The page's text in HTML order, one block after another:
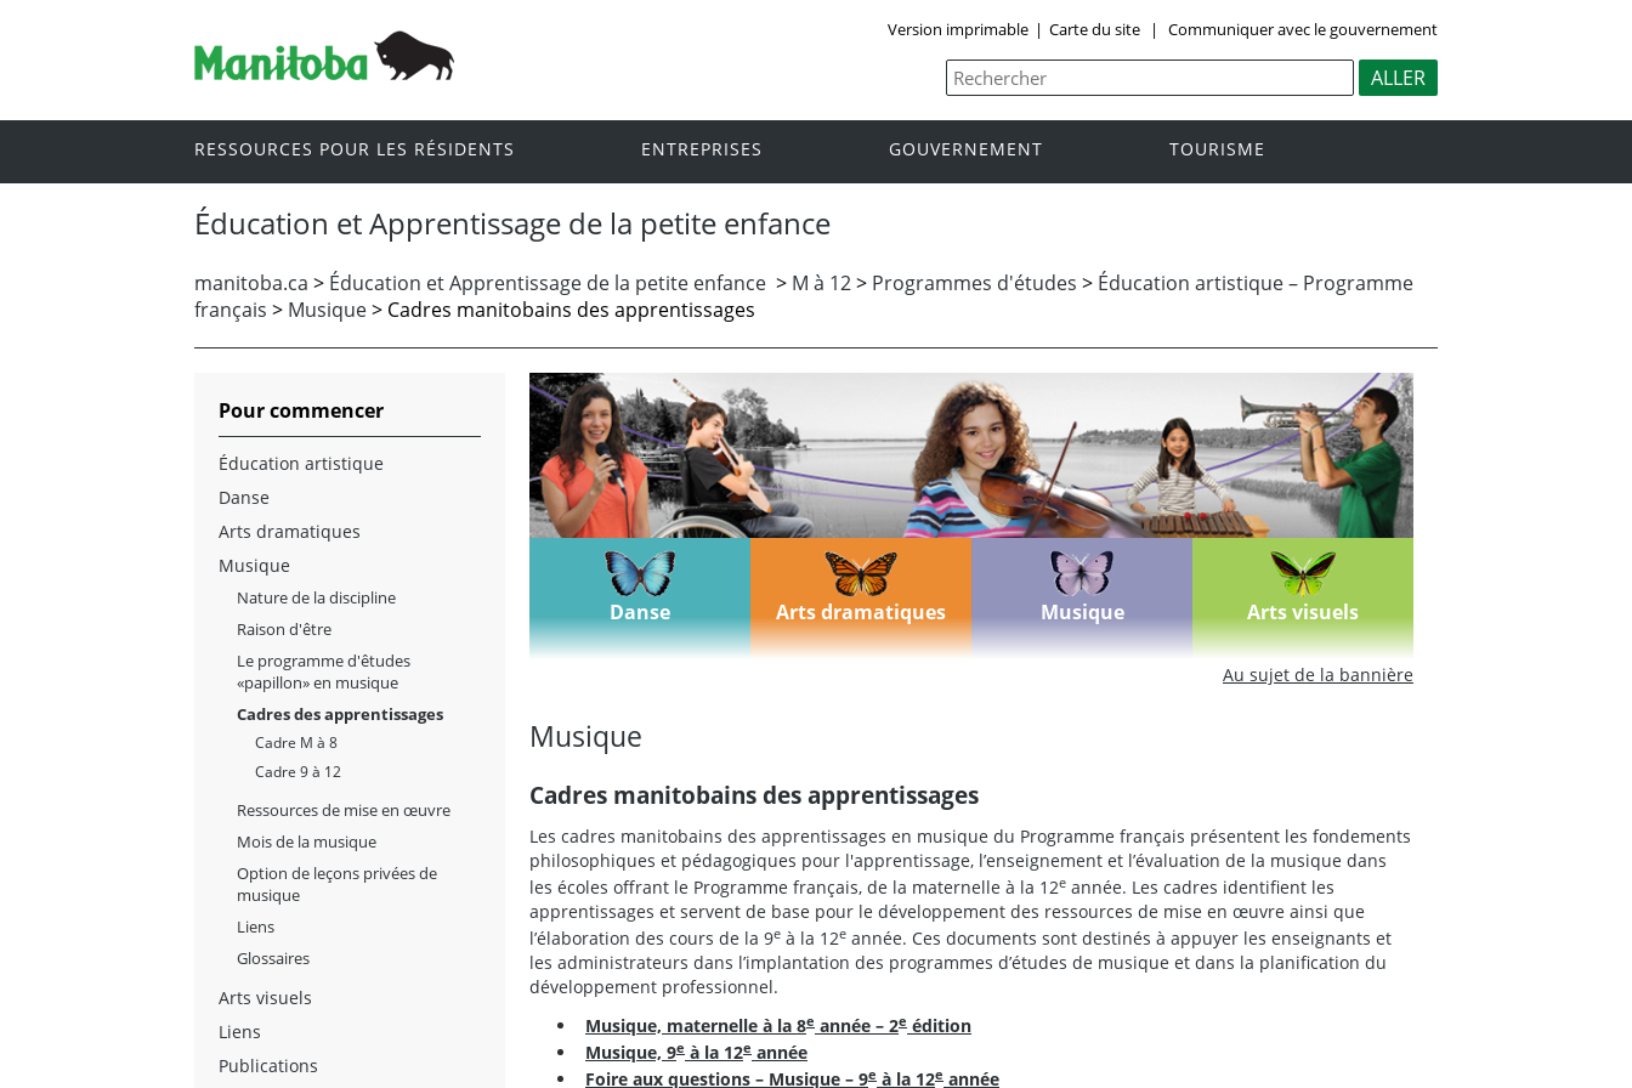
Version imprimable | Carte du site | Communiquer avec le gouvernement
RESSOURCES POUR LES RÉSIDENTS ENTREPRISES GOUVERNEMENT TOURISME
Éducation et Apprentissage de la petite enfance
manitoba.ca > Éducation et Apprentissage de la petite enfance > M à 12> Programmes d'études > Éducation artistique – Programme
français > Musique> Cadres manitobains des apprentissages
Danse Arts dramatiques Musique Arts visuels
Au sujet de la bannière
Musique
Cadres manitobains des apprentissages
Les cadres manitobains des apprentissages en musique du Programme français présentent les fondements
philosophiques et pédagogiques pour l'apprentissage, l’enseignement et l’évaluation de la musique dans
les écoles offrant le Programme français, de la maternelle à la 12e année. Les cadres identifient les
apprentissages et servent de base pour le développement des ressources de mise en œuvre ainsi que
l’élaboration des cours de la 9e à la 12e année. Ces documents sont destinés à appuyer les enseignants et
les administrateurs dans l’implantation des programmes d’études de musique et dans la planification du
développement professionnel.
Musique, maternelle à la 8e année – 2e édition
Musique, 9e à la 12e année
Foire aux questions – Musique – 9e à la 12e année
Pour commencer
Éducation artistique
Danse
Arts dramatiques
Musique
Nature de la discipline
Raison d'être
Le programme d'êtudes
«papillon» en musique
Cadres des apprentissages
Cadre M à 8
Cadre 9 à 12
Ressources de mise en œuvre
Mois de la musique
Option de leçons privées de
musique
Liens
Glossaires
Arts visuels
Liens
Publications